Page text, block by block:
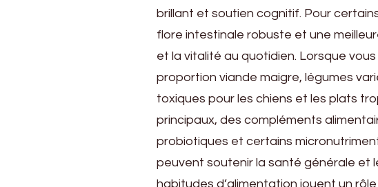
brillant et soutien cognitif. Pour
flore intestinale robuste et une
et la vitalité au quotidien. Lorsque
proportion viande maigre, légumes
toxiques pour les chiens et les plats
principaux, des compléments
probiotiques et certains
peuvent soutenir la santé générale et
habitudes d’alimentation jouent un